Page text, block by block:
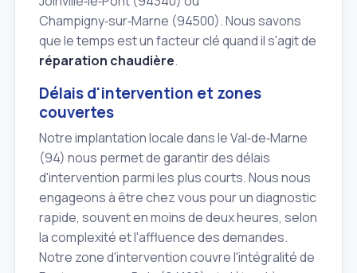
Champigny‑sur‑Marne (94500). Nous savons
que le temps est un facteur clé quand il s'agit de
réparation chaudière.
Délais d'intervention et zones
couvertes
Notre implantation locale dans le Val‑de‑Marne
(94) nous permet de garantir des délais
d'intervention parmi les plus courts. Nous nous
engageons à être chez vous pour un diagnostic
rapide, souvent en moins de deux heures, selon
la complexité et l'affluence des demandes.
Notre zone d'intervention couvre l'intégralité de